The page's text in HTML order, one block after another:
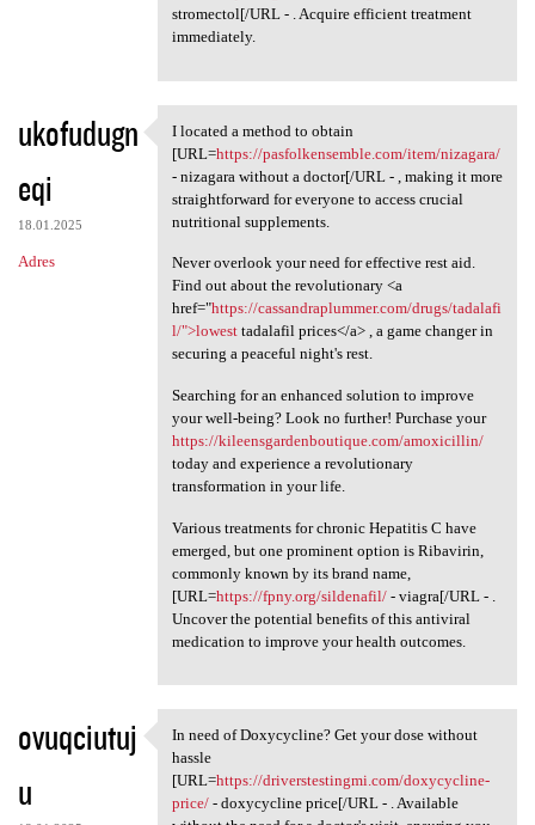
stromectol[/URL - . Acquire efficient treatment
immediately.
ukofudugn
eqi
18.01.2025
Adres
I located a method to obtain
I located a method to obtain
[URL=https://pasfolkensemble.com/item/nizagara/
- nizagara without a doctor[/URL - , making it more
straightforward for everyone to access crucial
nutritional supplements.
Never overlook your need for effective rest aid.
Find out about the revolutionary <a
href="https://cassandraplummer.com/drugs/tadalafi
l/">lowesttadalafil prices</a> , a game changer in
securing a peaceful night's rest.
Searching for an enhanced solution to improve
your well-being? Look no further! Purchase your
https://kileensgardenboutique.com/amoxicillin/
today and experience a revolutionary
transformation in your life.
Various treatments for chronic Hepatitis C have
emerged, but one prominent option is Ribavirin,
commonly known by its brand name,
[URL=https://fpny.org/sildenafil/- viagra[/URL - .
Uncover the potential benefits of this antiviral
medication to improve your health outcomes.
ovuqciutuj
u
In need of Doxycycline? Get
In need of Doxycycline? Get your dose without
hassle
[URL=https://driverstestingmi.com/doxycycline-
price/- doxycycline price[/URL - . Available